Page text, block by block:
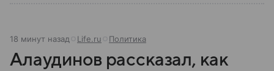
18 минут назад Life.ru Политика
Алаудинов рассказал, как